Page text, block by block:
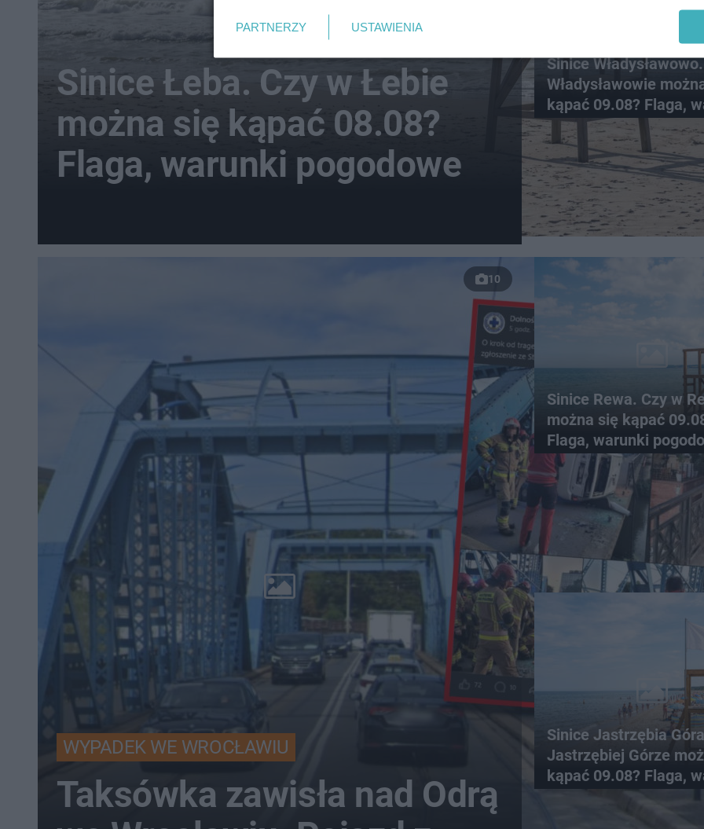
Sinice Łeba. Czy w Łebie
można się kąpać 08.08?
Flaga, warunki pogodowe
10
WYPADEK WE WROCŁAWIU
Taksówka zawisła nad Odrą
Sinice
Władysławowie
kąpać 09.08? Flaga,
pogodowe
Sinice Rewa. Czy w
można się kąpać
Flaga, warunki
Sinice Jastrzębia
Jastrzębiej Górze
kąpać 09.08? Flaga,
pogodowe
PARTNERZY USTAWIENIA